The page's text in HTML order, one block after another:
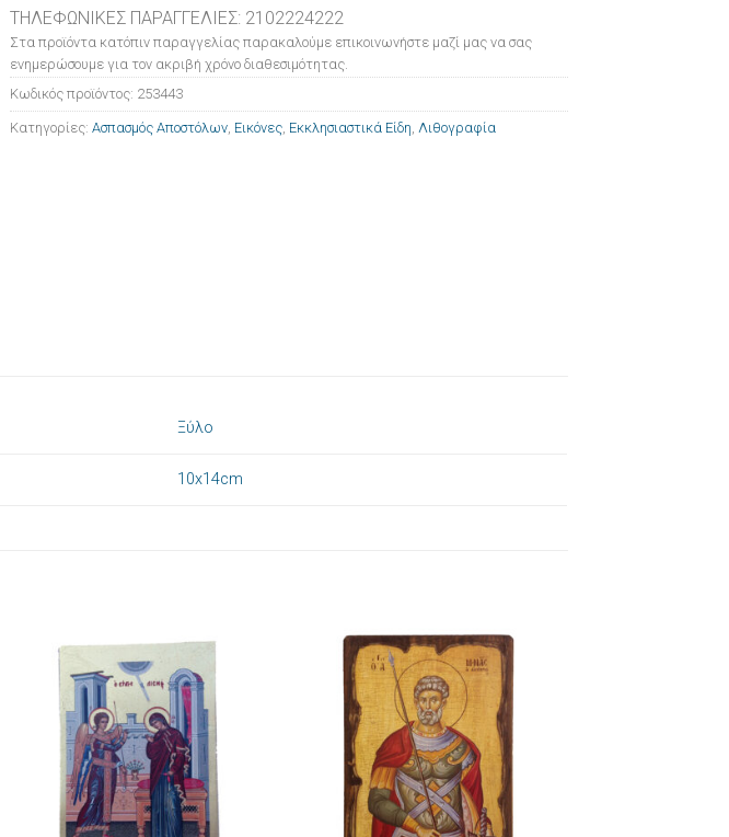
ΤΗΛΕΦΩΝΙΚΕΣ ΠΑΡΑΓΓΕΛΙΕΣ: 2102224222
Στα προϊόντα κατόπιν παραγγελίας παρακαλούμε επικοινωνήστε μαζί μας να σας
ενημερώσουμε για τον ακριβή χρόνο διαθεσιμότητας.
Κωδικός προϊόντος: 253443
Κατηγορίες: Ασπασμός Αποστόλων Εικόνες Εκκλησιαστικά Είδη Λιθογραφία
Ξύλο
10x14cm
Πρόσθήκη
επιθυμιών
Πρόσθήκη
στην λίστα
επιθυμιών